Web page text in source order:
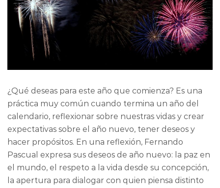
¿Qué deseas para este año que comienza? Es una
práctica muy común cuando termina un año del
calendario, reflexionar sobre nuestras vidas y crear
expectativas sobre el año nuevo, tener deseos y
hacer propósitos. En una reflexión, Fernando
Pascual expresa sus deseos de año nuevo: la paz en
el mundo, el respeto a la vida desde su concepción,
la apertura para dialogar con quien piensa distinto